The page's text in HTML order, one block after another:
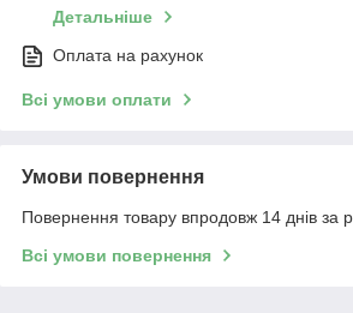
Детальніше
Оплата на рахунок
Всі умови оплати
Умови повернення
Повернення товару впродовж 14 днів за
Всі умови повернення